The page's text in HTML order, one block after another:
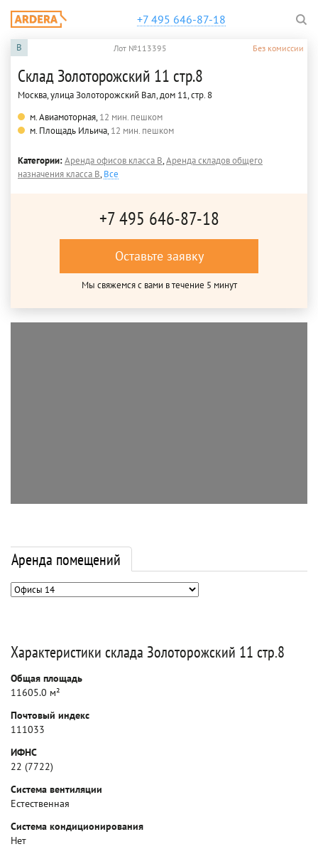
+7 495 646-87-18
B Лот №113395 Без комиссии
Склад Золоторожский 11 стр.8
Москва, улица Золоторожский Вал, дом 11, стр. 8
м. Авиамоторная,12 мин. пешком
м. Площадь Ильича,12 мин. пешком
Категории:Аренда офисов класса B,Аренда складов общего
назначения класса B,Все
+7 495 646-87-18
Оставьте заявку
Мы свяжемся с вами в течение 5 минут
Аренда помещений
Характеристики склада Золоторожский 11 стр.8
Общая площадь
11605.0 м²
Почтовый индекс
111033
ИФНС
22 (7722)
Система вентиляции
Естественная
Система кондиционирования
Нет